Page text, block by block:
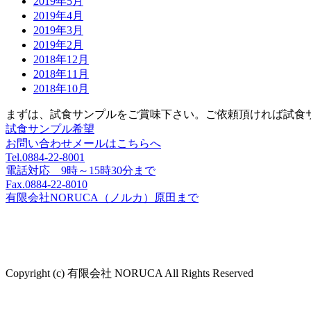
2019年4月
2019年3月
2019年2月
2018年12月
2018年11月
2018年10月
まずは、試食サンプルをご賞味下さい。
ご依頼頂ければ試食
試食サンプル希望
お問い合わせメールはこちらへ
Tel.0884-22-8001
電話対応 9時～15時30分まで
Fax.0884-22-8010
有限会社NORUCA（ノルカ）原田まで
Copyright (c) 有限会社 NORUCA All Rights Reserved